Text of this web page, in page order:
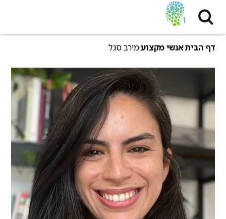
דף הביתאנשי מקצועמירב סגל